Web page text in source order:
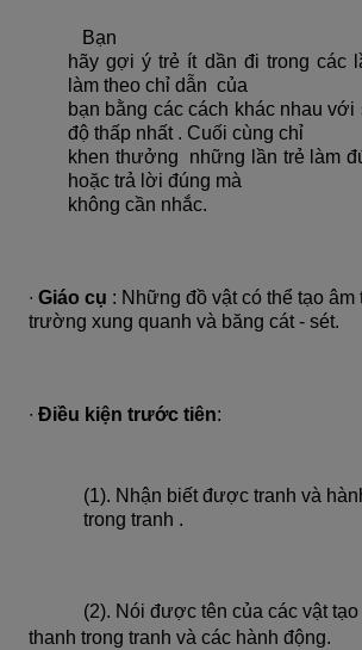
Bạn
hãy gợi ý trẻ ít dần đi trong các
làm theo chỉ dẫn của
bạn bằng các cách khác nhau
độ thấp nhất . Cuối cùng chỉ
khen thưởng những lần trẻ làm
hoặc trả lời đúng mà
không cần nhắc.
∙ Giáo cụ : Những đồ vật có thể tạo âm
trường xung quanh và băng cát - sét.
∙ Điều kiện trước tiên:
(1). Nhận biết được tranh và
trong tranh .
(2). Nói được tên của các vật tạo
thanh trong tranh và các hành động.